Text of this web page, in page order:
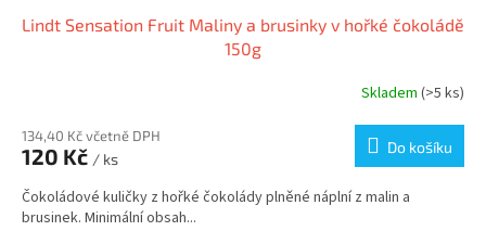
Lindt Sensation Fruit Maliny a brusinky v hořké čokoládě
150g
Skladem (>5 ks)
134,40 Kč včetně DPH
120 Kč / ks
Do košíku
Čokoládové kuličky z hořké čokolády plněné náplní z malin a
brusinek. Minimální obsah...